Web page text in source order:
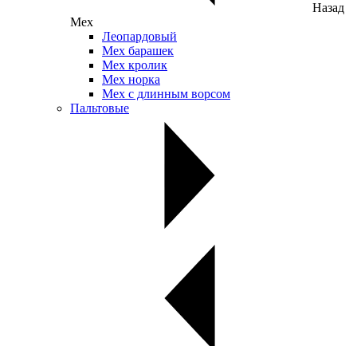
Назад
Мех
Леопардовый
Мех барашек
Мех кролик
Мех норка
Мех с длинным ворсом
Пальтовые